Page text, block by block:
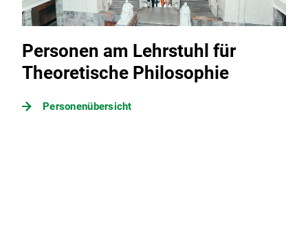
Personen am Lehrstuhl für
Theoretische Philosophie
Personenübersicht